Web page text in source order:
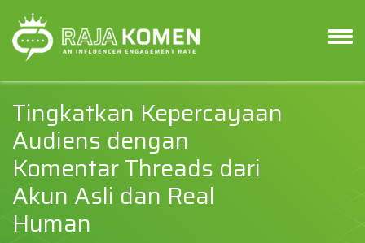
Tingkatkan Kepercayaan
Audiens dengan
Komentar Threads dari
Akun Asli dan Real
Human